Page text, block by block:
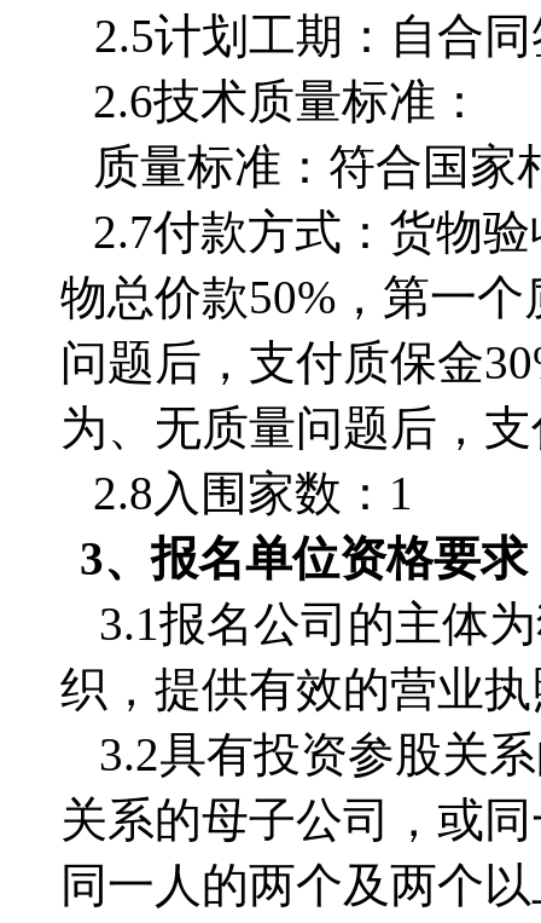
2.5计划工期：自
2.6技术质量标准：
质量标准：符合国家
2.7付款方式：货物
物总价款50%，第一
问题后，支付质保金
为、无质量问题后，
2.8入围家数：1
3、报名单位资格要求
3.1报名公司的主体
织，提供有效的营业
3.2具有投资参股关
关系的母子公司，或
同一人的两个及两个